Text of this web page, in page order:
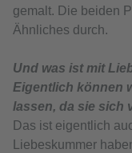
gemalt. Die beiden
Ähnliches durch.
Und was ist mit
Eigentlich können
lassen, da sie sich
Das ist eigentlich
Liebeskummer